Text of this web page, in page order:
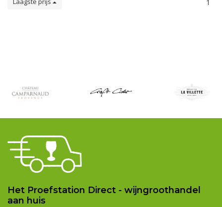
1
Het Proefstation Direct - wijngroothandel
aan huis